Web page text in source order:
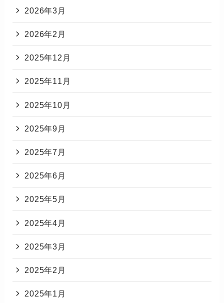
2026年3月
2026年2月
2025年12月
2025年11月
2025年10月
2025年9月
2025年7月
2025年6月
2025年5月
2025年4月
2025年3月
2025年2月
2025年1月